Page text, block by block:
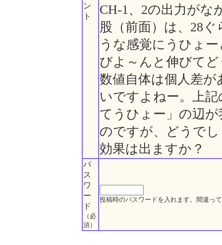
ン
ト
CH-1、2の出力がな
股（前面）は、28
うな感覚にうひょ
びよ～んと伸びて
数値自体は個人差
いですよねー。上
てうひょー」の辺
のですが、どうで
効果は出ますか？
パ
ス
ワ
ー
ド
（必
須）
投稿時のパスワードを入れます。間違っ